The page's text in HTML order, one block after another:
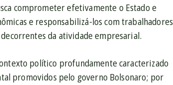
comprometer efetivamente o Estado e
e responsabilizá-los com trabalhadores
da atividade empresarial.
político profundamente caracterizado
promovidos pelo governo Bolsonaro; por